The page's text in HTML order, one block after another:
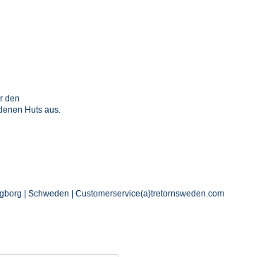
den
Huts aus.
| Schweden | Customerservice(a)tretornsweden.com